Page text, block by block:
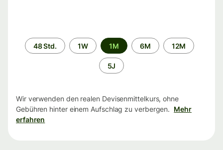
Zeitraum
48 Std. 1W 1M 6M 12M
5J
Wir verwenden den realen Devisenmittelkurs, ohne
Gebühren hinter einem Aufschlag zu verbergen. Mehr
erfahren